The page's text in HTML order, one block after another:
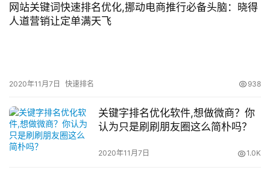
网站关键词快速排名优化,挪动电商推行必备头脑：晓得
人道营销让定单满天飞
2020年11月7日 快速排名 938
关键字排名优化软件,想做微商？你
认为只是刷刷朋友圈这么简朴吗？
2020年11月7日 1.0K